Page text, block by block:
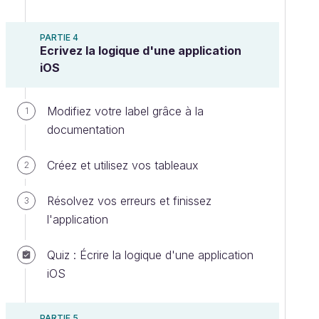
PARTIE 4
Ecrivez la logique d'une application
iOS
1
Modifiez votre label grâce à la
documentation
2 Créez et utilisez vos tableaux
3
Résolvez vos erreurs et finissez
l'application
Quiz : Écrire la logique d'une application
iOS